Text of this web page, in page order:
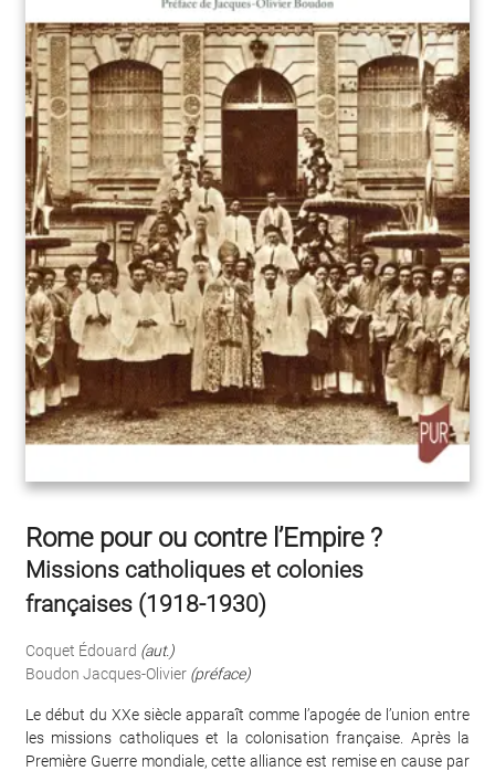
Rome pour ou contre l’Empire ?
Missions catholiques et colonies
françaises (1918-1930)
Coquet Édouard (aut.)
Boudon Jacques-Olivier (préface)
Le début du XXe siècle apparaît comme l’apogée de l’union entre
les missions catholiques et la colonisation française. Après la
Première Guerre mondiale, cette alliance est remise en cause par